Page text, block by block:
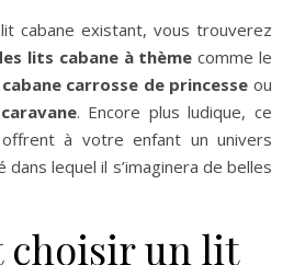
cabane existant, vous trouverez
lits cabane à thème comme le
carrosse de princesse ou
. Encore plus ludique, ce
à votre enfant un univers
lequel il s’imaginera de belles
choisir un lit